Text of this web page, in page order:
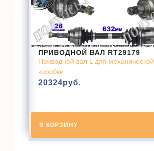
ПРИВОДНОЙ ВАЛ RT29179
Приводной вал L для механической
коробки
20324руб.
В КОРЗИНУ